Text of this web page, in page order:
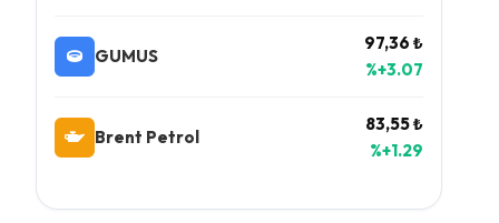
GUMUS
97,36 ₺
%+3.07
Brent Petrol
83,55 ₺
%+1.29